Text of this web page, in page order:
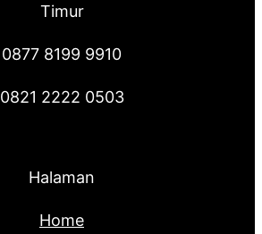
Timur
0877 8199 9910
0821 2222 0503
Halaman
Home